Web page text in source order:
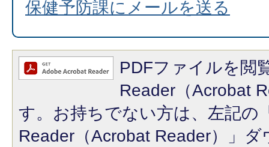
保健予防課にメールを送る
PDFファイルを閲
Reader（Acrobat
す。お持ちでない方は、左記の
Reader（Acrobat Reader）」